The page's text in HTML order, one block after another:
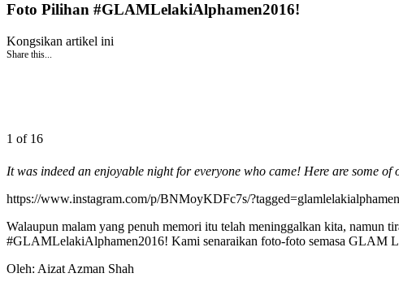
Foto Pilihan #GLAMLelakiAlphamen2016!
Kongsikan artikel ini
Share this...
1 of 16
It was indeed an enjoyable night for everyone who came! Here are some of
https://www.instagram.com/p/BNMoyKDFc7s/
Walaupun malam yang penuh memori itu telah meninggalkan kita,
#GLAMLelakiAlphamen2016! Kami senaraikan foto-foto semasa GLAM
Oleh: Aizat Azman Shah